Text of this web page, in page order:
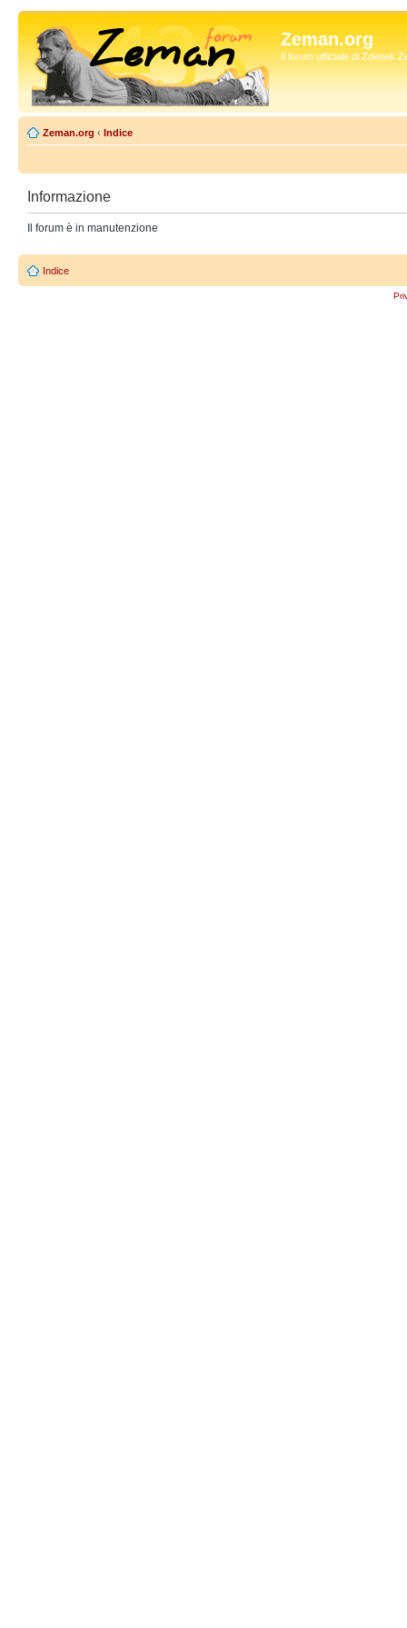
Zeman.org
Il forum ufficiale di Zdenek
Zeman.org ‹ Indice
Informazione
Il forum è in manutenzione
Indice